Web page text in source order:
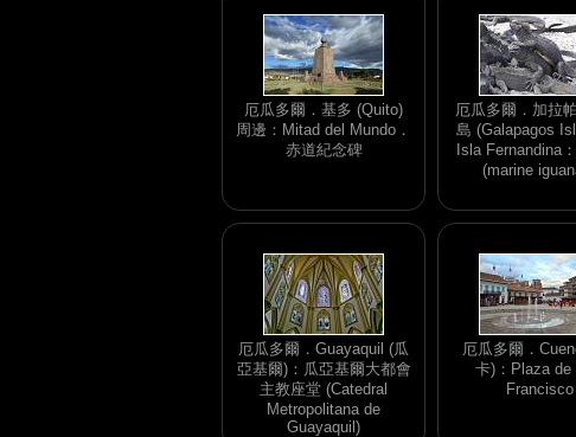
厄瓜多爾．基多 (Quito)
周邊：Mitad del Mundo．
赤道紀念碑
厄瓜多爾．加拉
島 (Galapagos
Isla Fernandina
(marine
厄瓜多爾．Guayaquil (瓜
亞基爾)：瓜亞基爾大都會
主教座堂 (Catedral
Metropolitana de
Guayaquil)
厄瓜多爾．
卡)：Plaza de
Francisco